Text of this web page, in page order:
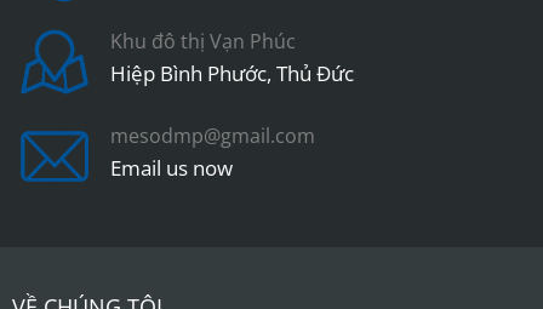
Khu đô thị Vạn Phúc
Hiệp Bình Phước, Thủ Đức
mesodmp@gmail.com
Email us now